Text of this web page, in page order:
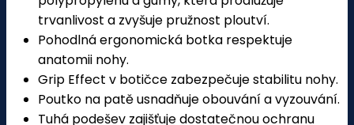
trvanlivost a zvyšuje pružnost ploutví.
Pohodlná ergonomická botka respektuje
anatomii nohy.
Grip Effect v botičce zabezpečuje stabilitu nohy.
Poutko na patě usnadňuje obouvání a vyzouvání.
Tuhá podešev zajišťuje dostatečnou ochranu